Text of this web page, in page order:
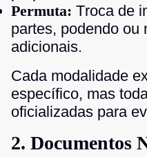
Permuta: Troca de
partes, podendo ou
adicionais.
Cada modalidade
específico, mas
oficializadas para
2. Documentos